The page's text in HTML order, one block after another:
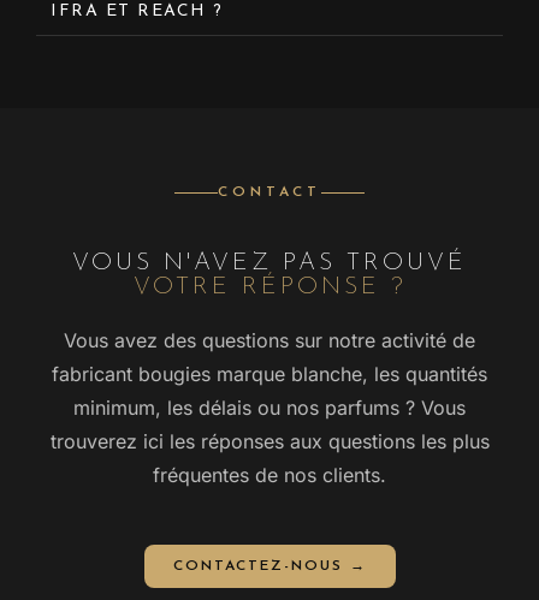
IFRA ET REACH ?
CONTACT
VOUS N'AVEZ PAS TROUVÉ
VOTRE RÉPONSE ?
Vous avez des questions sur notre activité de
fabricant bougies marque blanche, les quantités
minimum, les délais ou nos parfums ? Vous
trouverez ici les réponses aux questions les plus
fréquentes de nos clients.
CONTACTEZ-NOUS →